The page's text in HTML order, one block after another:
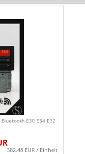
E30 E34 E32
382.48 EUR / Einheit